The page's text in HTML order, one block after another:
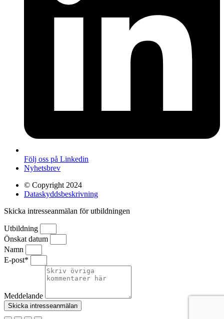
Följ oss på Linkedin
Nyhetsbrev
© Copyright 2024
Dataskyddsbeskrivning
Skicka intresseanmälan för utbildningen
Utbildning
Önskat datum
Namn
E-post*
Meddelande
Skicka intresseanmälan